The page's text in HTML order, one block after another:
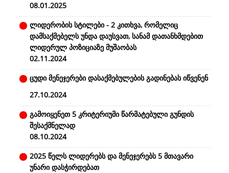
08.01.2025
ლიდერობის სტილები - 2 კითხვა, რომელიც
დამსაქმებელს უნდა დაუსვათ, სანამ დათანხმდებით
ლიდერულ პოზიციაზე მუშაობას
02.11.2024
ცუდი მენეჯერები დასაქმებულების გადინებას იწვენენ
27.10.2024
გამოიყენეთ 5 კრიტერიუმი წარმატებული გუნდის
შესაქმნელად
08.10.2024
2025 წელს ლიდერებს და მენეჯერებს 5 მთავარი
უნარი დასჭირდებათ